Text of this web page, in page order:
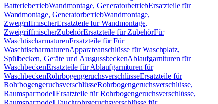
BatteriebetriebWandmontage, GeneratorbetriebErsatzteile für
Wandmontage, GeneratorbetriebWandmontage,
ZweigriffmischerErsatzteile für Wandmontage,
ZweigriffmischerZubehörErsatzteile für ZubehörFür
WaschtischarmaturenErsatzteile für Für
WaschtischarmaturenApparateanschlüsse für Waschplatz,
Spülbecken, Geräte und AusgussbeckenAblaufgarnituren für
WaschbeckenErsatzteile für Ablaufgarnituren für
WaschbeckenRohrbogengeruchsverschlüsseErsatzteile für
RohrbogengeruchsverschlüsseRohrbogengeruchsverschlüsse,
RaumsparmodellErsatzteile für Rohrbogengeruchsverschlüsse,
RaumsparmodellTauchrohrgeruchsverschlüsse für